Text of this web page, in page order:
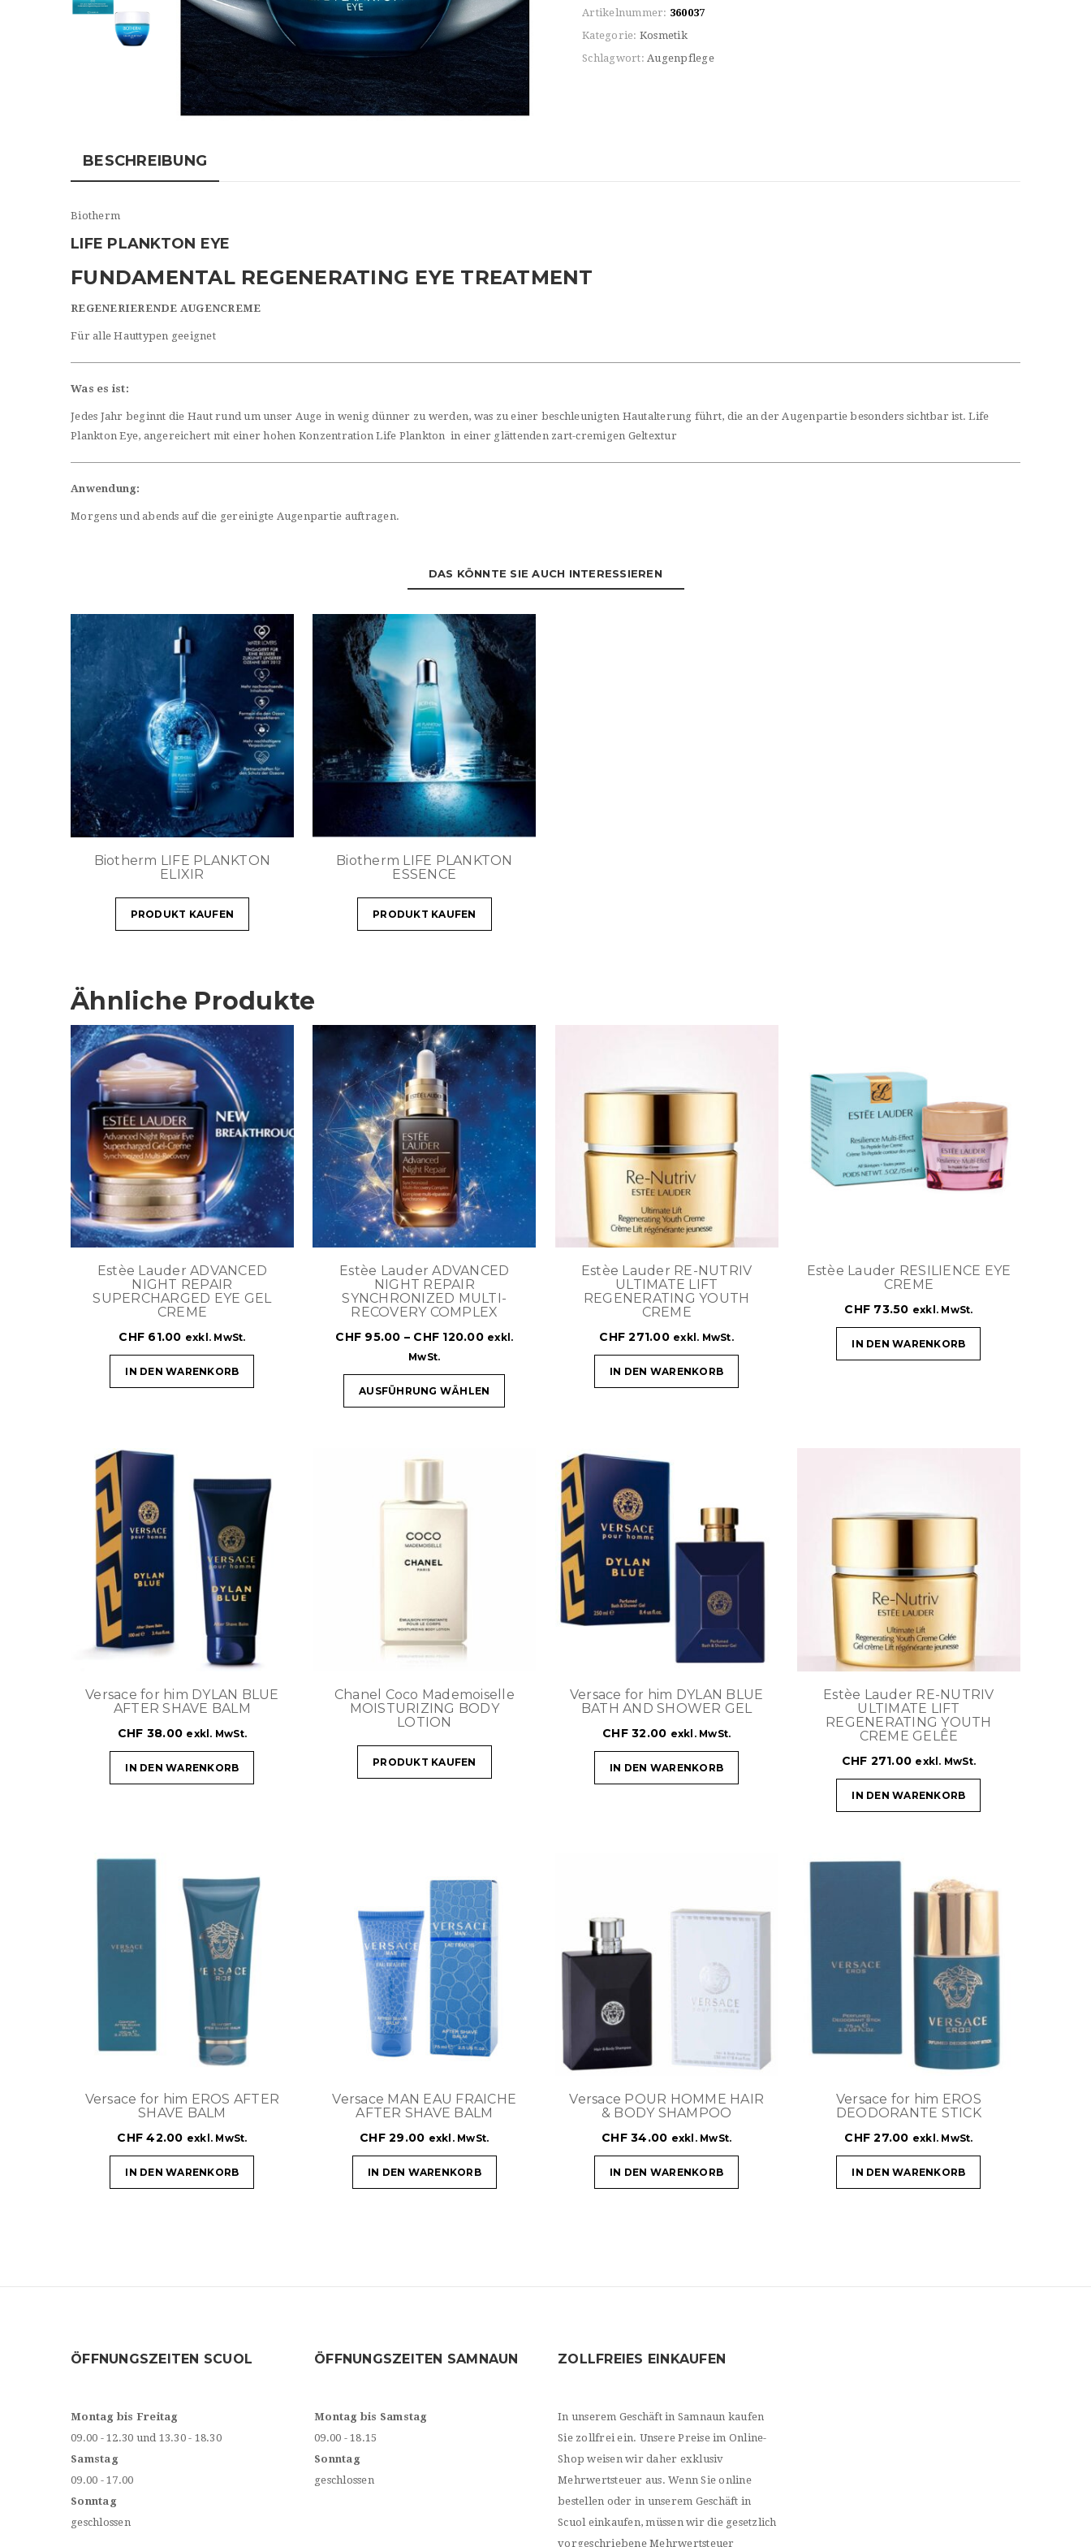
Artikelnummer: 360037
Kategorie: Kosmetik
Schlagwort: Augenpflege
BESCHREIBUNG
Biotherm
LIFE PLANKTON EYE
FUNDAMENTAL REGENERATING EYE TREATMENT
REGENERIERENDE AUGENCREME
Für alle Hauttypen geeignet
Was es ist:
Jedes Jahr beginnt die Haut rund um unser Auge in wenig dünner zu werden, was zu einer beschleunigten Hautalterung führt, die an der Augenpartie besonders sichtbar ist. Life
Plankton Eye, angereichert mit einer hohen Konzentration Life Plankton in einer glättenden zart-cremigen Geltextur
Anwendung:
Morgens und abends auf die gereinigte Augenpartie auftragen.
DAS KÖNNTE SIE AUCH INTERESSIEREN
Biotherm LIFE PLANKTON
ELIXIR
PRODUKT KAUFEN
Biotherm LIFE PLANKTON
ESSENCE
PRODUKT KAUFEN
Ähnliche Produkte
Estèe Lauder ADVANCED
NIGHT REPAIR
SUPERCHARGED EYE GEL
CREME
CHF 61.00 exkl. MwSt.
IN DEN WARENKORB
Estèe Lauder ADVANCED
NIGHT REPAIR
SYNCHRONIZED MULTI-
RECOVERY COMPLEX
CHF 95.00 – CHF 120.00 exkl.
MwSt.
AUSFÜHRUNG WÄHLEN
Estèe Lauder RE-NUTRIV
ULTIMATE LIFT
REGENERATING YOUTH
CREME
CHF 271.00 exkl. MwSt.
IN DEN WARENKORB
Estèe Lauder RESILIENCE EYE
CREME
CHF 73.50 exkl. MwSt.
IN DEN WARENKORB
Versace for him DYLAN BLUE
AFTER SHAVE BALM
CHF 38.00 exkl. MwSt.
IN DEN WARENKORB
Chanel Coco Mademoiselle
MOISTURIZING BODY
LOTION
PRODUKT KAUFEN
Versace for him DYLAN BLUE
BATH AND SHOWER GEL
CHF32.00 exkl. MwSt.
IN DEN WARENKORB
Estèe Lauder RE-NUTRIV
ULTIMATE LIFT
REGENERATING YOUTH
CREME GELÊE
CHF 271.00 exkl. MwSt.
IN DEN WARENKORB
Versace for him EROS AFTER
SHAVE BALM
CHF 42.00 exkl. MwSt.
IN DEN WARENKORB
Versace MAN EAU FRAICHE
AFTER SHAVE BALM
CHF29.00 exkl. MwSt.
IN DEN WARENKORB
Versace POUR HOMME HAIR
& BODY SHAMPOO
CHF34.00 exkl. MwSt.
IN DEN WARENKORB
Versace for him EROS
DEODORANTE STICK
CHF 27.00 exkl. MwSt.
IN DEN WARENKORB
ÖFFNUNGSZEITEN SCUOL
Montag bis Freitag
09.00 - 12.30 und 13.30 - 18.30
Samstag
09.00 - 17.00
Sonntag
geschlossen
ÖFFNUNGSZEITEN SAMNAUN
Montag bis Samstag
09.00 - 18.15
Sonntag
geschlossen
ZOLLFREIES EINKAUFEN
In unserem Geschäft in Samnaun kaufen
Sie zollfrei ein. Unsere Preise im Online-
Shop weisen wir daher exklusiv
Mehrwertsteuer aus. Wenn Sie online
bestellen oder in unserem Geschäft in
Scuol einkaufen, müssen wir die gesetzlich
vorgeschriebene Mehrwertsteuer